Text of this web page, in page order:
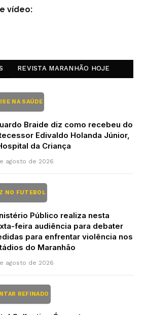
vídeo:
REVISTA MARANHÃO HOJE
NA SAÚDE
Braide diz como recebeu do
Edivaldo Holanda Júnior,
da Criança
agosto de 2026
NO FUTEBOL
Público realiza nesta
feira audiência para debater
para enfrentar violência nos
do Maranhão
agosto de 2026
REFINADO